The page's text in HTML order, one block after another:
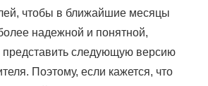
чтобы в ближайшие месяцы
надежной и понятной,
следующую версию
Поэтому, если кажется, что